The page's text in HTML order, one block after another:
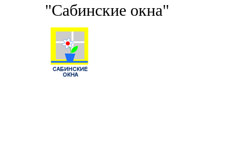
"Сабинские окна"